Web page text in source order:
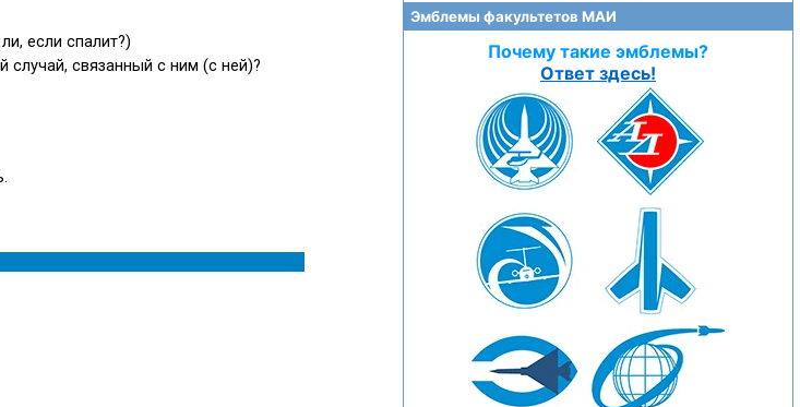
Эмблемы факультетов МАИ
Почему такие эмблемы?
Ответ здесь!